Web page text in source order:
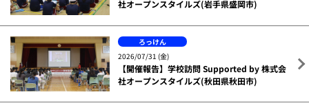
社オープンスタイルズ(岩手県盛岡市)
ろっけん
2026/07/31 (金)
【開催報告】学校訪問 Supported by 株式会
社オープンスタイルズ(秋田県秋田市)